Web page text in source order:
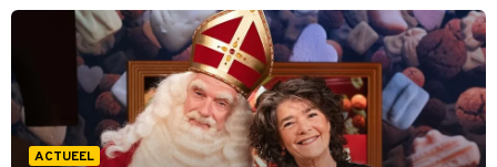
gegeven, voor wanneer het de Sint niet zou lukken om alle
cadeautjes te regelen en ze een beetje zouden moeten helpen.
Daar zijn veel Nederlanders en ook BN'ers boos om: 'De reacties
zijn niet mals', verwoordt Evert Santegoeds bij Shownieuws het
gevoel dat leeft.
ACTUEEL